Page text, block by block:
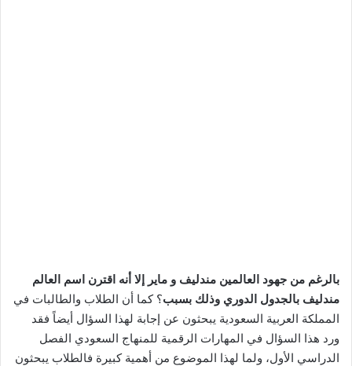
بالرغم من جهود العالمين مندليف و ماير إلا أنه اقترن اسم العالم
مندليف بالجدول الدوري وذلك بسبب؟ كما أن الطلاب والطالبات في
المملكة العربية السعودية يبحثون عن إجابة لهذا السؤال أيضاً فقد
ورد هذا السؤال في المهارات الرقمية للمنهاج السعودي الفصل
الدراسي الأول، ولما لهذا الموضوع من أهمية كبيرة فالطلاب يبحثون